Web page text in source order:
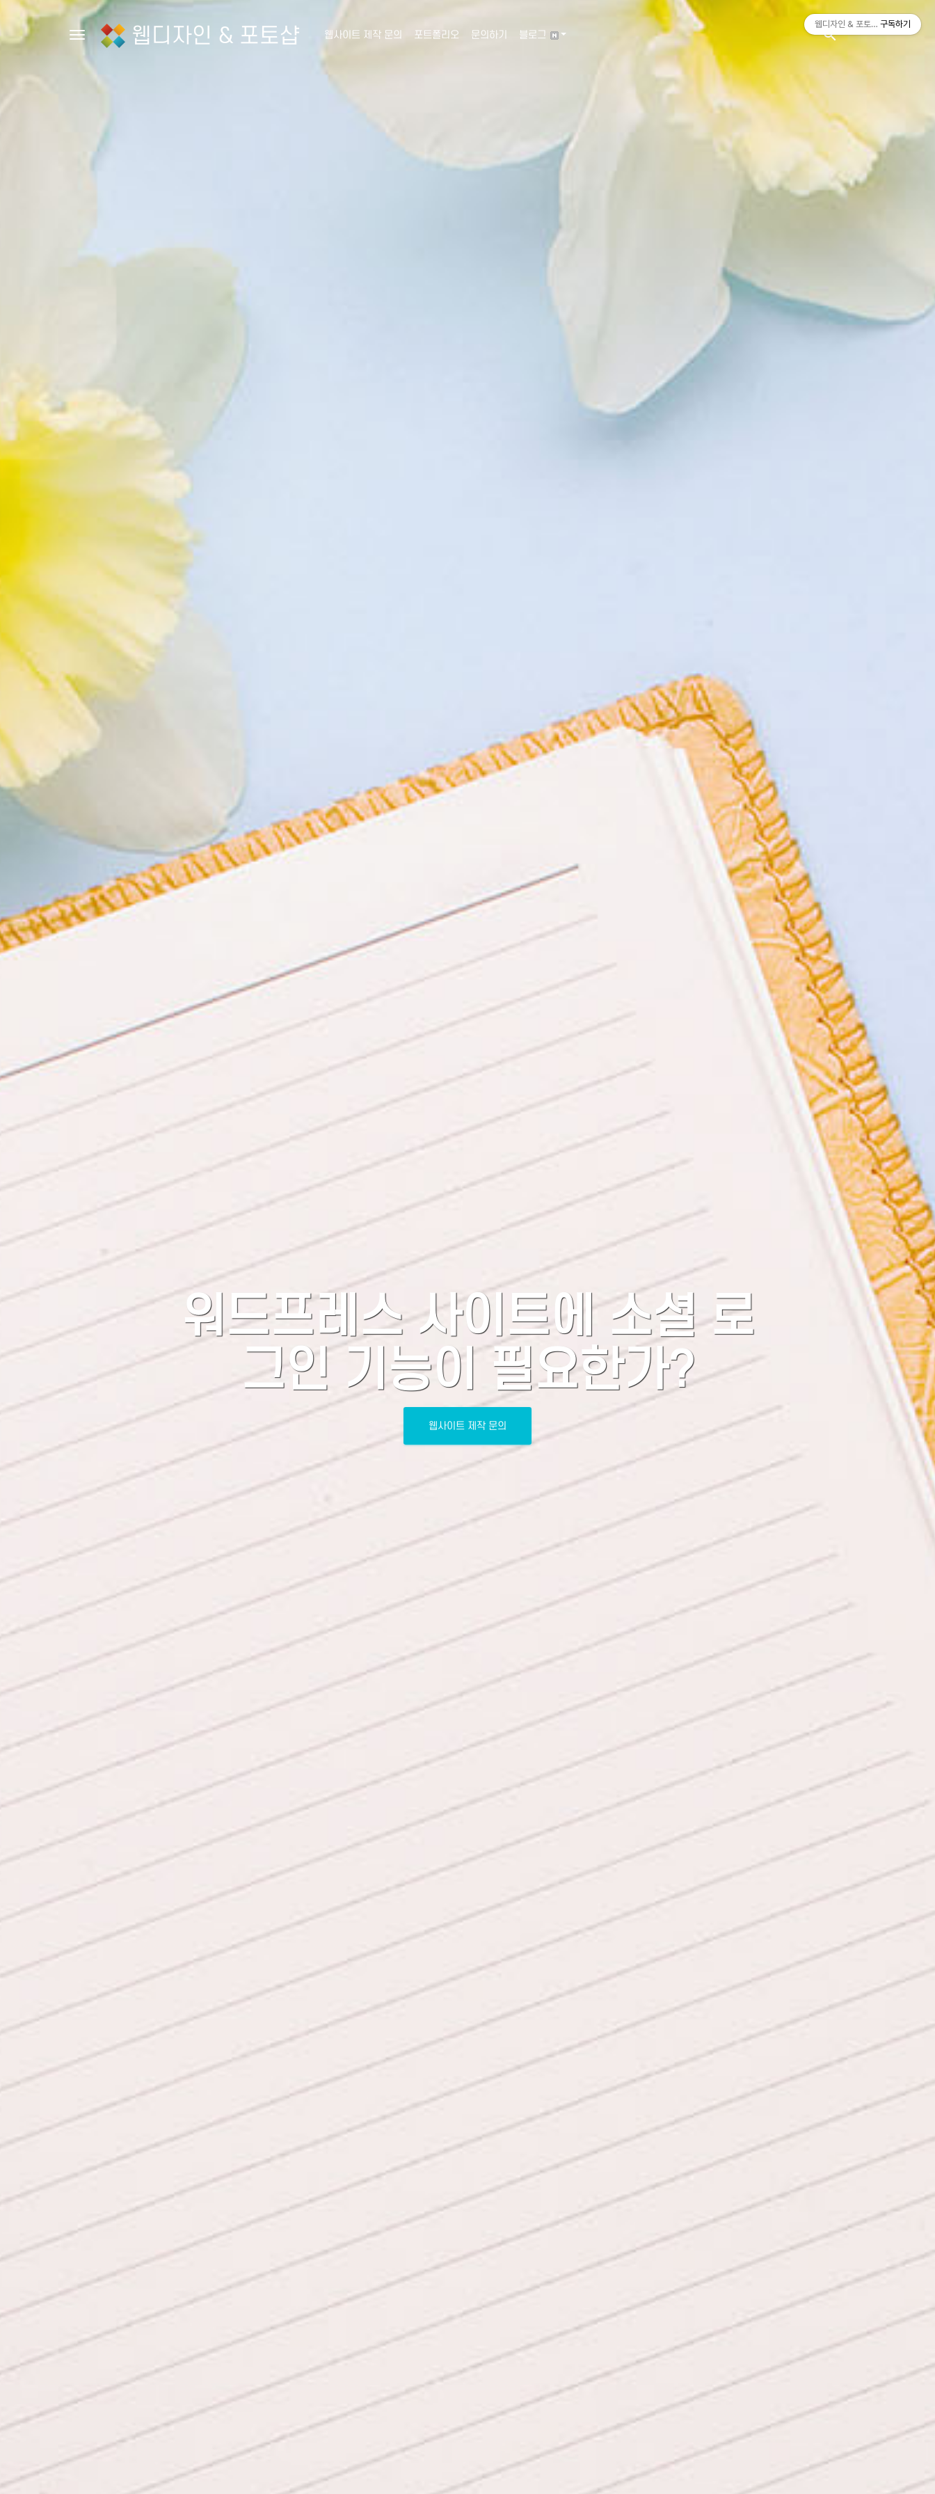
Toggle navigation웹디자인 & 포토샵 웹사이트 제작 문의 포트폴리오 문의하기 블로그 search
워드프레스 사이트에 소셜 로
그인 기능이 필요한가?
웹사이트 제작 문의
티스토리툴바
웹디자인 & 포토샵 구독하기